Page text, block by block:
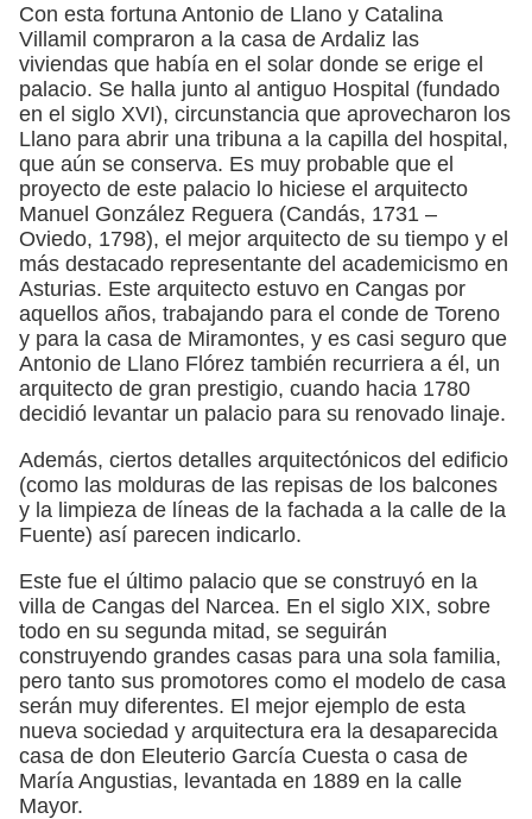
Con esta fortuna Antonio de Llano y Catalina
Villamil compraron a la casa de Ardaliz las
viviendas que había en el solar donde se erige el
palacio. Se halla junto al antiguo Hospital (fundado
en el siglo XVI), circunstancia que aprovecharon los
Llano para abrir una tribuna a la capilla del hospital,
que aún se conserva. Es muy probable que el
proyecto de este palacio lo hiciese el arquitecto
Manuel González Reguera (Candás, 1731 –
Oviedo, 1798), el mejor arquitecto de su tiempo y el
más destacado representante del academicismo en
Asturias. Este arquitecto estuvo en Cangas por
aquellos años, trabajando para el conde de Toreno
y para la casa de Miramontes, y es casi seguro que
Antonio de Llano Flórez también recurriera a él, un
arquitecto de gran prestigio, cuando hacia 1780
decidió levantar un palacio para su renovado linaje.
Además, ciertos detalles arquitectónicos del edificio
(como las molduras de las repisas de los balcones
y la limpieza de líneas de la fachada a la calle de la
Fuente) así parecen indicarlo.
Este fue el último palacio que se construyó en la
villa de Cangas del Narcea. En el siglo XIX, sobre
todo en su segunda mitad, se seguirán
construyendo grandes casas para una sola familia,
pero tanto sus promotores como el modelo de casa
serán muy diferentes. El mejor ejemplo de esta
nueva sociedad y arquitectura era la desaparecida
casa de don Eleuterio García Cuesta o casa de
María Angustias, levantada en 1889 en la calle
Mayor.